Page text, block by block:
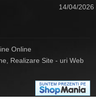
14/04/2026
Online